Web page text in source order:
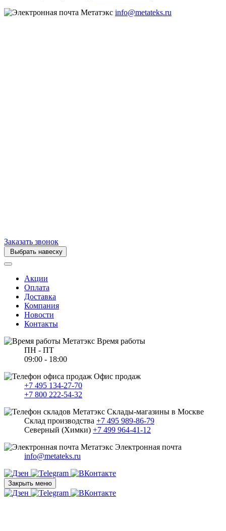
info@metateks.ru
Заказать звонок
Выбрать навеску
Акции
Оплата
Доставка
Компания
Новости
Контакты
Время работы
ПН - ПТ
09:00 - 18:00
Офис продаж
+7 495 134-27-70
+7 800 222-54-32
Склады-магазины в Москве
Склад производства +7 495 989-86-79
Северный (Химки) +7 499 964-41-12
Электронная почта
info@metateks.ru
Закрыть меню